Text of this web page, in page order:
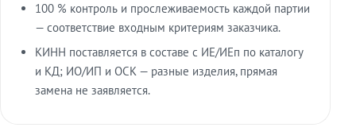
100 % контроль и прослеживаемость каждой партии
— соответствие входным критериям заказчика.
КИНН поставляется в составе с ИЕ/ИЕп по каталогу
и КД; ИО/ИП и ОСК — разные изделия, прямая
замена не заявляется.